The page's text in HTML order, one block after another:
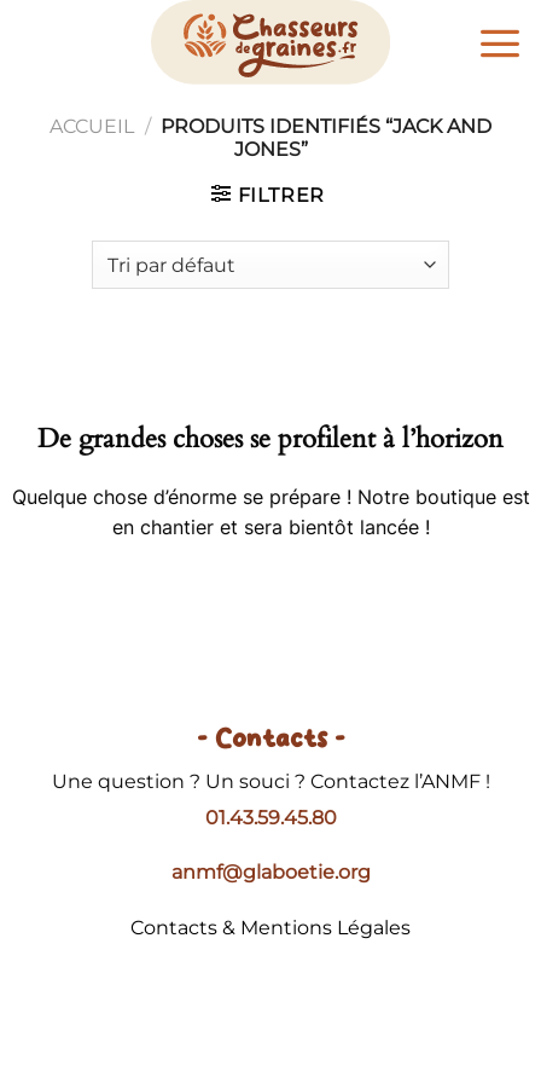
ACCUEIL / PRODUITS IDENTIFIÉS “JACK AND
JONES”
FILTRER
De grandes choses se profilent à l’horizon
Quelque chose d’énorme se prépare ! Notre boutique est
en chantier et sera bientôt lancée !
- Contacts -
Une question ? Un souci ? Contactez l’ANMF !
01.43.59.45.80
anmf@glaboetie.org
Contacts & Mentions Légales